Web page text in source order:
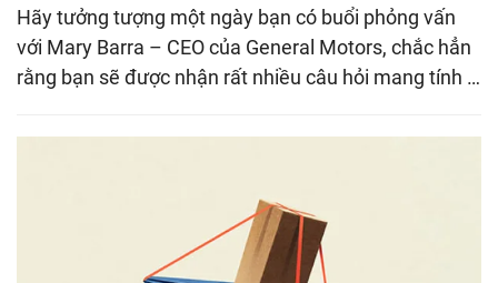
Hãy tưởng tượng một ngày bạn có buổi phỏng vấn
với Mary Barra – CEO của General Motors, chắc hẳn
rằng bạn sẽ được nhận rất nhiều câu hỏi mang tính …